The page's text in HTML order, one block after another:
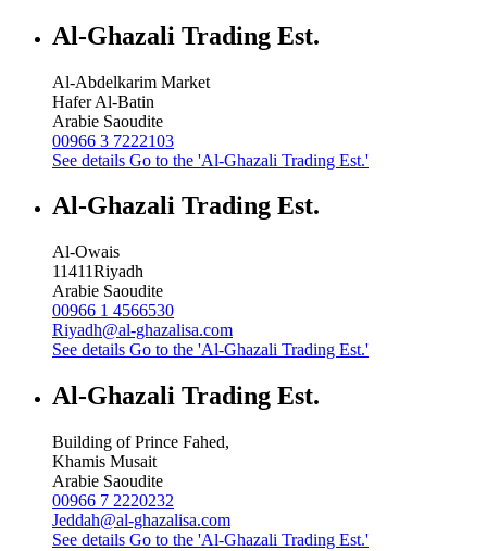
Al-Ghazali Trading Est.
Al-Abdelkarim Market
Hafer Al-Batin
Arabie Saoudite
00966 3 7222103
See details Go to the 'Al-Ghazali Trading Est.'
Al-Ghazali Trading Est.
Al-Owais
11411Riyadh
Arabie Saoudite
00966 1 4566530
Riyadh@al-ghazalisa.com
See details Go to the 'Al-Ghazali Trading Est.'
Al-Ghazali Trading Est.
Building of Prince Fahed,
Khamis Musait
Arabie Saoudite
00966 7 2220232
Jeddah@al-ghazalisa.com
See details Go to the 'Al-Ghazali Trading Est.'